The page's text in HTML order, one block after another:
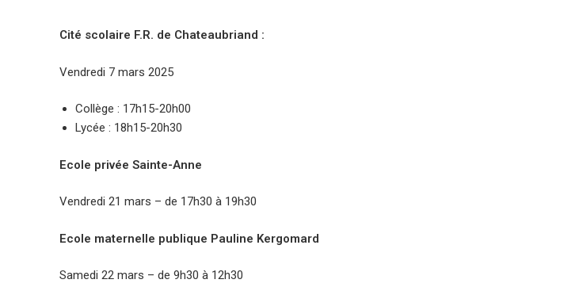
Cité scolaire F.R. de Chateaubriand :
Vendredi 7 mars 2025
Collège : 17h15-20h00
Lycée : 18h15-20h30
Ecole privée Sainte-Anne
Vendredi 21 mars – de 17h30 à 19h30
Ecole maternelle publique Pauline Kergomard
Samedi 22 mars – de 9h30 à 12h30